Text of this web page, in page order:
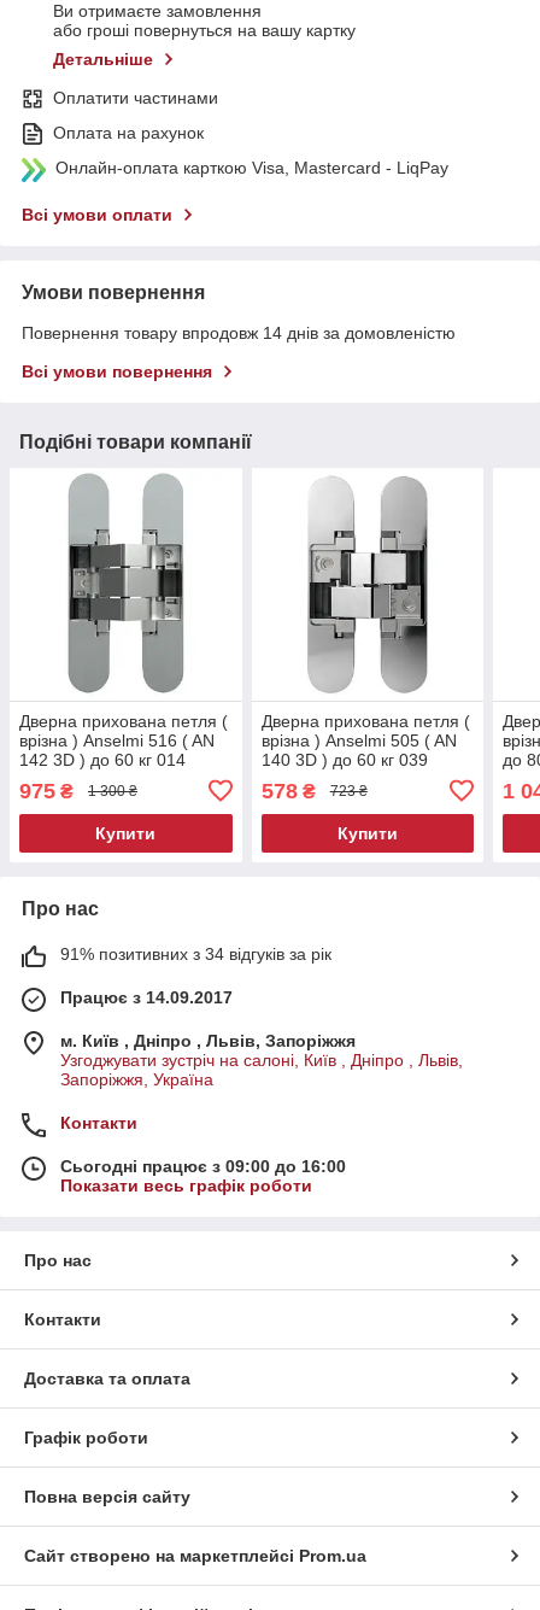
Ви отримаєте замовлення
або гроші повернуться на вашу картку
Детальніше
Оплатити частинами
Оплата на рахунок
Онлайн-оплата карткою Visa, Mastercard - LiqPay
Всі умови оплати
Умови повернення
Повернення товару впродовж 14 днів за домовленістю
Всі умови повернення
Подібні товари компанії
Дверна прихована петля (
врізна ) Anselmi 516 ( AN
142 3D ) до 60 кг 014
975 ₴ 1 300 ₴
Купити
Дверна прихована петля (
врізна ) Anselmi 505 ( AN
140 3D ) до 60 кг 039
578₴ 723 ₴
Купити
до
1
Про нас
91% позитивних з 34 відгуків за рік
Працює з 14.09.2017
м. Київ , Дніпро , Львів, Запоріжжя
Узгоджувати зустріч на салоні, Київ , Дніпро , Львів,
Запоріжжя, Україна
Контакти
Сьогодні працює з 09:00 до 16:00
Показати весь графік роботи
Про нас
Контакти
Доставка та оплата
Графік роботи
Повна версія сайту
Сайт створено на маркетплейсі Prom.ua